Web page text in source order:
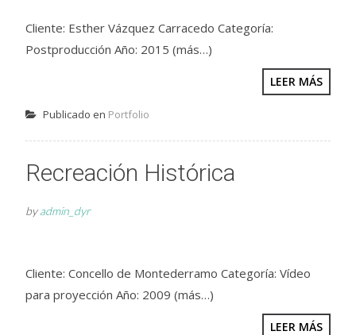
Cliente: Esther Vázquez Carracedo Categoría:
Postproducción Año: 2015 (más…)
LEER MÁS
Publicado en Portfolio
Recreación Histórica
byadmin_dyr
Cliente: Concello de Montederramo Categoría: Vídeo
para proyección Año: 2009 (más…)
LEER MÁS